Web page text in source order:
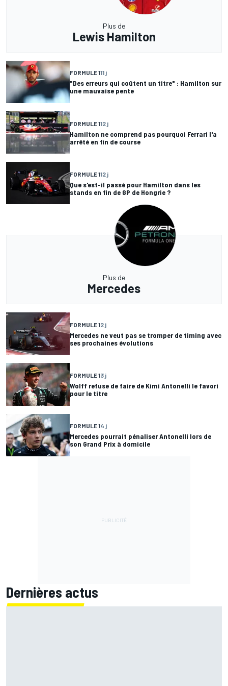
Plus de
Lewis Hamilton
FORMULE 111 j
"Des erreurs qui coûtent un titre" : Hamilton sur
une mauvaise pente
FORMULE 112 j
Hamilton ne comprend pas pourquoi Ferrari l'a
arrêté en fin de course
FORMULE 112 j
Que s'est-il passé pour Hamilton dans les
stands en fin de GP de Hongrie ?
Plus de
Mercedes
FORMULE 12 j
Mercedes ne veut pas se tromper de timing avec
ses prochaines évolutions
FORMULE 13 j
Wolff refuse de faire de Kimi Antonelli le favori
pour le titre
FORMULE 14 j
Mercedes pourrait pénaliser Antonelli lors de
son Grand Prix à domicile
Dernières actus